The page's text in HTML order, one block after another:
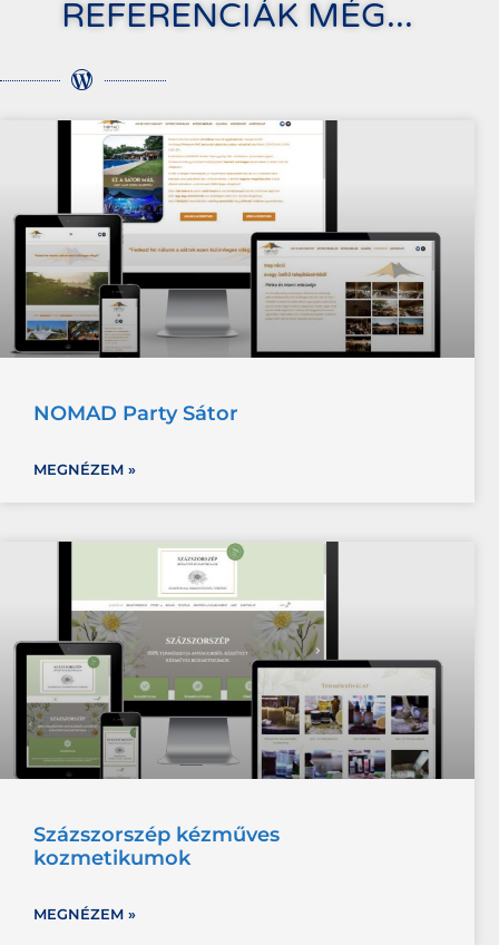
REFERENCIÁK MÉG...
NOMAD Party Sátor
MEGNÉZEM »
Százszorszép kézműves
kozmetikumok
MEGNÉZEM »